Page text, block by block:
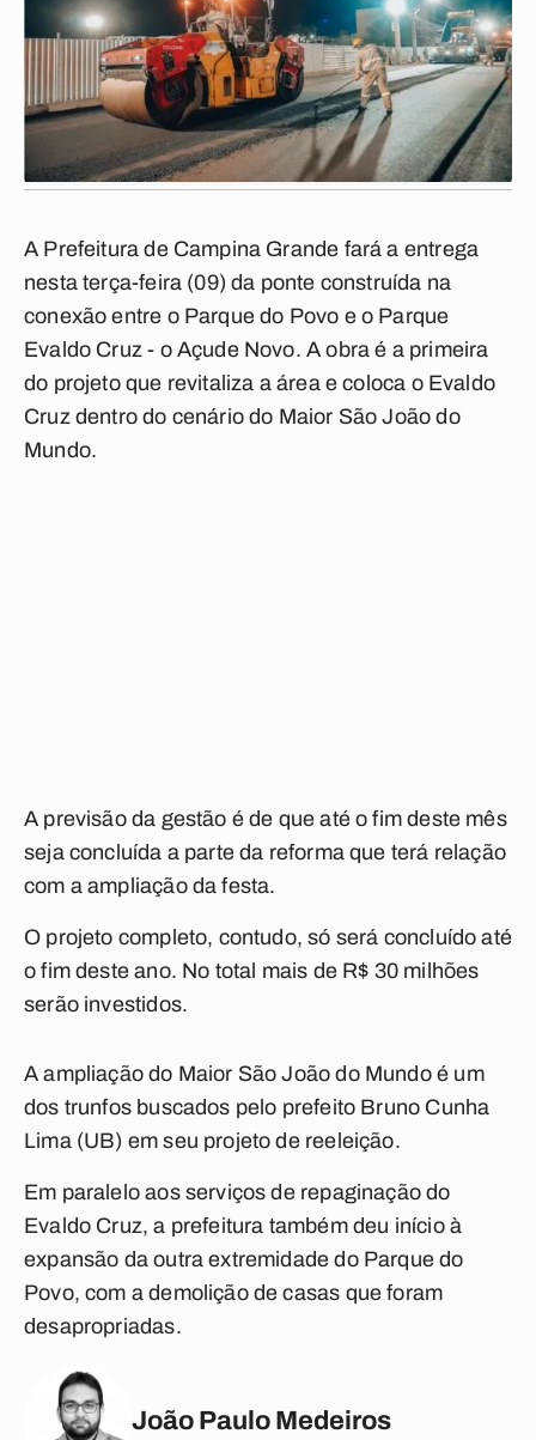
A Prefeitura de Campina Grande fará a entrega
nesta terça-feira (09) da ponte construída na
conexão entre o Parque do Povo e o Parque
Evaldo Cruz - o Açude Novo. A obra é a primeira
do projeto que revitaliza a área e coloca o Evaldo
Cruz dentro do cenário do Maior São João do
Mundo.
A previsão da gestão é de que até o fim deste mês
seja concluída a parte da reforma que terá relação
com a ampliação da festa.
O projeto completo, contudo, só será concluído até
o fim deste ano. No total mais de R$ 30 milhões
serão investidos.
A ampliação do Maior São João do Mundo é um
dos trunfos buscados pelo prefeito Bruno Cunha
Lima (UB) em seu projeto de reeleição.
Em paralelo aos serviços de repaginação do
Evaldo Cruz, a prefeitura também deu início à
expansão da outra extremidade do Parque do
Povo, com a demolição de casas que foram
desapropriadas.
João Paulo Medeiros